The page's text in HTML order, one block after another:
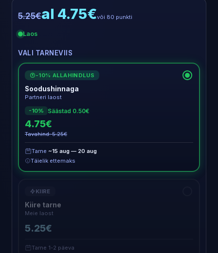
5.25€al 4.75€või 80 punkti
Laos
VALI TARNEVIIS
€ -10% ALLAHINDLUS
Soodushinnaga
Partneri laost
-10%
Säästad 0.50€
4.75€
Tavahind: 5.25€
Tarne ~15 aug — 20 aug
Täielik ettemaks
KIIRE
Kiire tarne
Meie laost
5.25€
Tarne 1-2 päeva